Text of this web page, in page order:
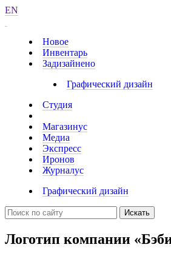
EN
Новое
Инвентарь
Задизайнено
Графический дизайн
Студия
Магазинус
Медиа
Экспресс
Иронов
Журналус
Графический дизайн
Искать
Логотип компании